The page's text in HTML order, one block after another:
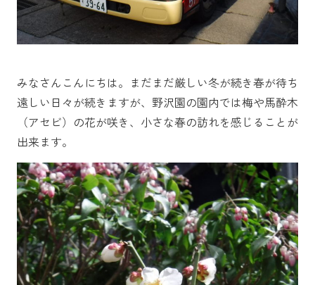
みなさんこんにちは。まだまだ厳しい冬が続き春が待ち
遠しい日々が続きますが、野沢園の園内では梅や馬酔木
（アセビ）の花が咲き、小さな春の訪れを感じることが
出来ます。